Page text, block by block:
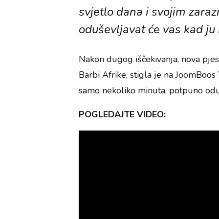
svjetlo dana i svojim
oduševljavat će vas kad
Nakon dugog iščekivanja, nova
Barbi Afrike, stigla je na
samo nekoliko minuta, potpuno
POGLEDAJTE VIDEO: